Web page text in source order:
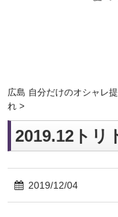
広島 自分だけのオシャレ
れ >
2019.12トリ
2019/12/04